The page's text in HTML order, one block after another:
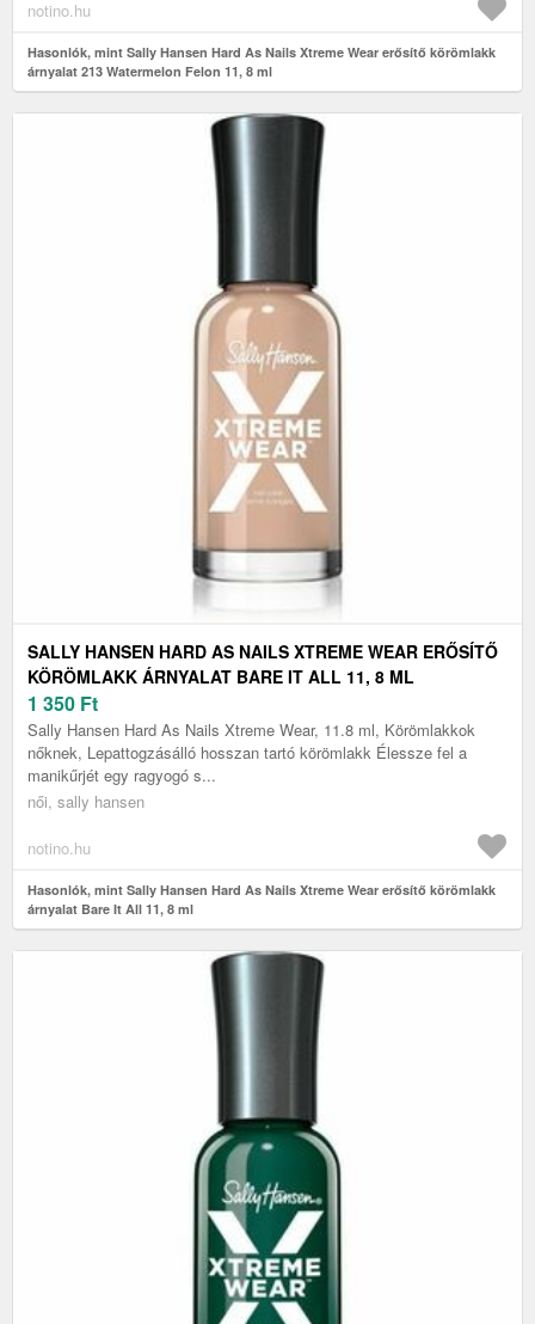
notino.hu
Hasonlók, mint Sally Hansen Hard As Nails Xtreme Wear erősítő körömlakk
árnyalat 213 Watermelon Felon 11, 8 ml
SALLY HANSEN HARD AS NAILS XTREME WEAR ERŐSÍTŐ
KÖRÖMLAKK ÁRNYALAT BARE IT ALL 11, 8 ML
1 350 Ft
Sally Hansen Hard As Nails Xtreme Wear, 11.8 ml, Körömlakkok
nőknek, Lepattogzásálló hosszan tartó körömlakk Élessze fel a
manikűrjét egy ragyogó s...
női, sally hansen
notino.hu
Hasonlók, mint Sally Hansen Hard As Nails Xtreme Wear erősítő körömlakk
árnyalat Bare It All 11, 8 ml